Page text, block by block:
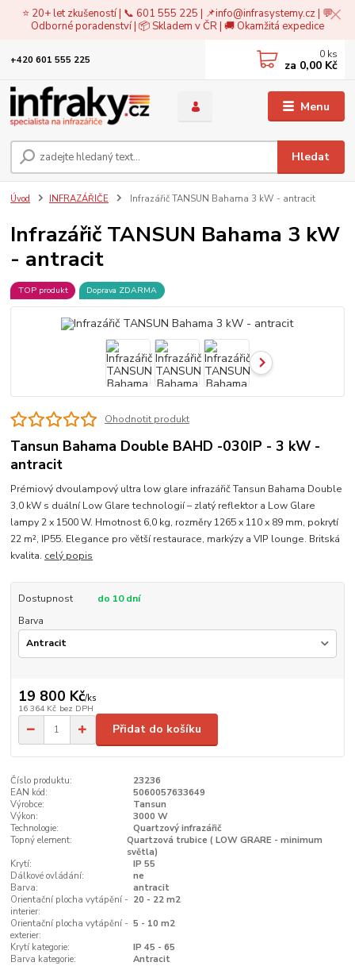
⭐ 20+ let zkušeností | 📞 601 555 225 | 📌info@infrasystemy.cz| 💬
Odborné poradenství | 📦 Skladem v ČR | 🚚 Okamžitá expedice
Menu
Hledat
+420 601 555 225 0 ks
za 0,00 Kč
Úvod INFRAZÁŘIČE Infrazářič TANSUN Bahama 3 kW - antracit
Infrazářič TANSUN Bahama 3 kW
- antracit
TOP produkt Doprava ZDARMA
Ohodnotit produkt
Tansun Bahama Double BAHD -030IP - 3 kW -
antracit
Prémiový dvoulampový ultra low glare infrazářič Tansun Bahama Double
3,0 kW s duální Low Glare technologií – zlatý reflektor a Low Glare
lampy 2 x 1500 W. Hmotnost 6,0 kg, rozměry 1265 x 110 x 89 mm, pokrytí
22 m², IP55. Elegance pro větší restaurace, markýzy a VIP lounge. Britská
kvalita. celý popis
Dostupnost
do 10 dní
Barva
19 800 Kč/ks
16 364 Kč bez DPH
Přidat do košíku
Číslo produktu:
23236
EAN kód:
5060057633649
Výrobce:
Tansun
Výkon:
3000 W
Technologie:
Quartzový infrazářič
Topný element:
Quartzová trubice ( LOW GRARE - minimum
světla)
Krytí:
IP 55
Dálkové ovládání:
ne
Barva:
antracit
Orientační plocha vytápění -
interier:
20 - 22 m2
Orientační plocha vytápění -
exterier:
5 - 10 m2
Krytí kategorie:
IP 45 - 65
Barva kategorie:
Antracit